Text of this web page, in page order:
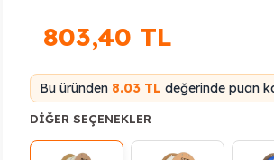
803,40 TL
Bu üründen 8.03 TL değerinde puan
DIĞER SEÇENEKLER